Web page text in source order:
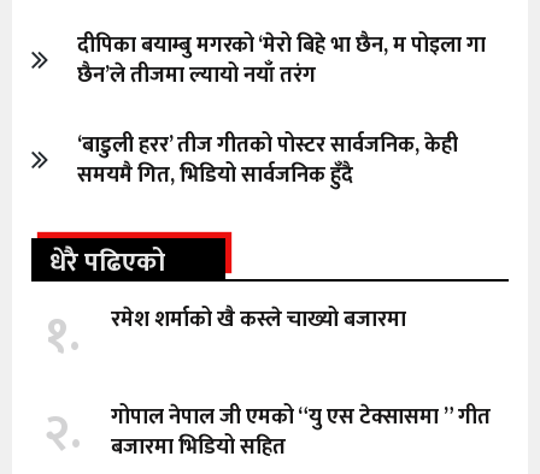
दीपिका बयाम्बु मगरको ‘मेरो बिहे भा छैन, म पोइला गा
छैन’ले तीजमा ल्यायो नयाँ तरंग
‘बाडुली हरर’ तीज गीतको पोस्टर सार्वजनिक, केही
समयमै गित, भिडियो सार्वजनिक हुँदै
धेरै पढिएको
१. रमेश शर्माको खै कस्ले चाख्यो बजारमा
२.
गोपाल नेपाल जी एमको “यु एस टेक्सासमा ” गीत
बजारमा भिडियो सहित